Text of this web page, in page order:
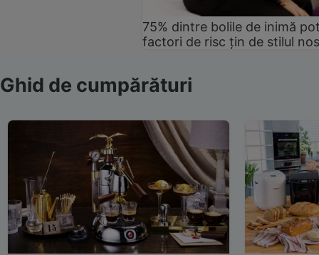
75% dintre bolile de inimă
factori de risc țin de stilul
Ghid de cumpărături